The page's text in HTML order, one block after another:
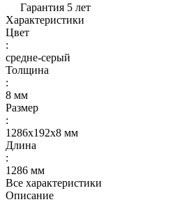
Гарантия 5 лет
Характеристики
Цвет
:
средне-серый
Толщина
:
8 мм
Размер
:
1286х192х8 мм
Длина
:
1286 мм
Все характеристики
Описание